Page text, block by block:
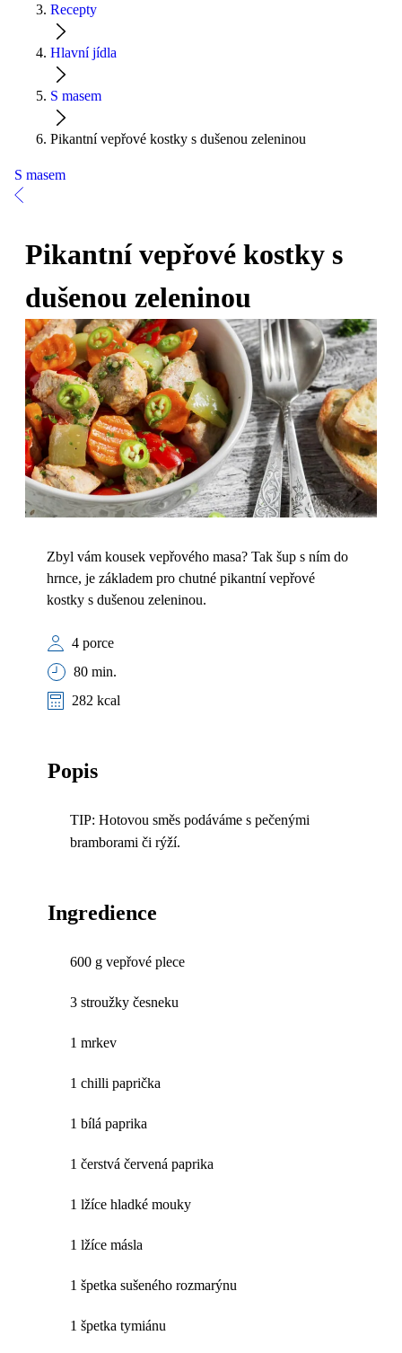
Recepty
Hlavní jídla
S masem
Pikantní vepřové kostky s dušenou zeleninou
S masem
Pikantní vepřové kostky s
dušenou zeleninou
Zbyl vám kousek vepřového masa? Tak šup s ním do
hrnce, je základem pro chutné pikantní vepřové
kostky s dušenou zeleninou.
4 porce
80 min.
282 kcal
Popis
TIP: Hotovou směs podáváme s pečenými
bramborami či rýží.
Ingredience
600 g vepřové plece
3 stroužky česneku
1 mrkev
1 chilli paprička
1 bílá paprika
1 čerstvá červená paprika
1 lžíce hladké mouky
1 lžíce másla
1 špetka sušeného rozmarýnu
1 špetka tymiánu